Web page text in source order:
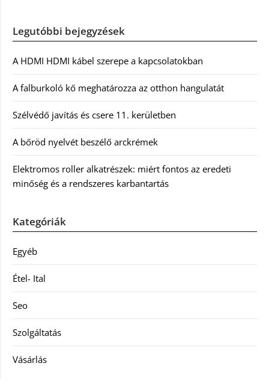
Legutóbbi bejegyzések
A HDMI HDMI kábel szerepe a kapcsolatokban
A falburkoló kő meghatározza az otthon hangulatát
Szélvédő javítás és csere 11. kerületben
A bőröd nyelvét beszélő arckrémek
Elektromos roller alkatrészek: miért fontos az eredeti
minőség és a rendszeres karbantartás
Kategóriák
Egyéb
Étel- Ital
Seo
Szolgáltatás
Vásárlás